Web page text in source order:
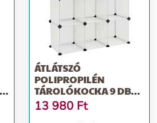
ÁTLÁTSZÓ
POLIPROPILÉN
TÁROLÓKOCKA 9 DB
KOCKÁVAL
13 980 Ft